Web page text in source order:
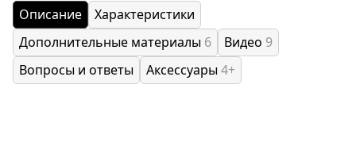
Описание
Характеристики
Дополнительные материалы 6 Видео 9
Вопросы и ответы
Аксессуары4+